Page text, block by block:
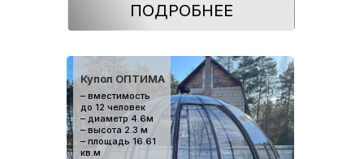
ПОДРОБНЕЕ
Купол ОПТИМА
– вместимость
до 12 человек
– диаметр 4.6м
– высота 2.3 м
– площадь 16.61
кв.м